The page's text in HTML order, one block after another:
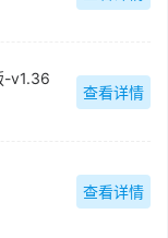
-v1.36
查看详情
查看详情